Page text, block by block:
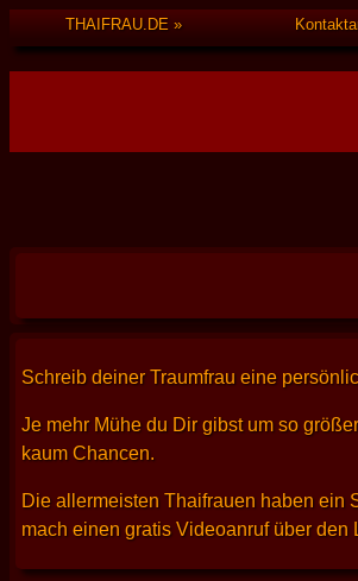
THAIFRAU.DE
Schreib deiner Traumfrau eine
Je mehr Mühe du Dir gibst um so
kaum Chancen.
Die allermeisten Thaifrauen haben ein
mach einen gratis Videoanruf über den